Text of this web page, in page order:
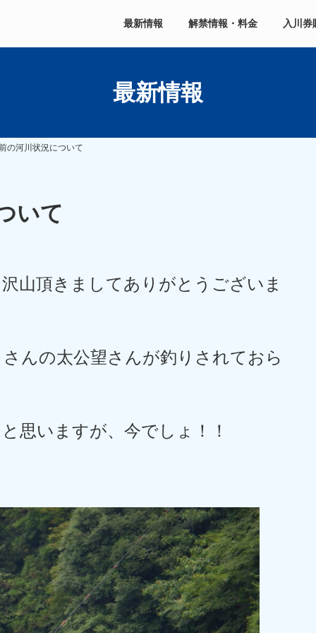
最新情報 解禁情報・料金 入川券
最新情報
の河川状況について
いて
山頂きましてありがとうございま
んの太公望さんが釣りされておら
思いますが、今でしょ！！